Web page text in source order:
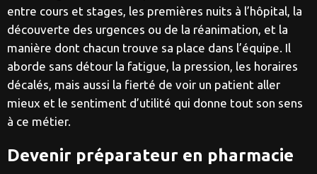
entre cours et stages, les premières nuits à l’hôpital, la
découverte des urgences ou de la réanimation, et la
manière dont chacun trouve sa place dans l’équipe. Il
aborde sans détour la fatigue, la pression, les horaires
décalés, mais aussi la fierté de voir un patient aller
mieux et le sentiment d’utilité qui donne tout son sens
à ce métier.
Devenir préparateur en pharmacie